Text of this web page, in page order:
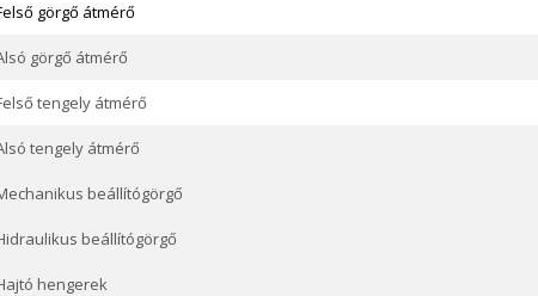
görgő átmérő
görgő átmérő
tengely átmérő
tengely átmérő
beállítógörgő
beállítógörgő
hengerek